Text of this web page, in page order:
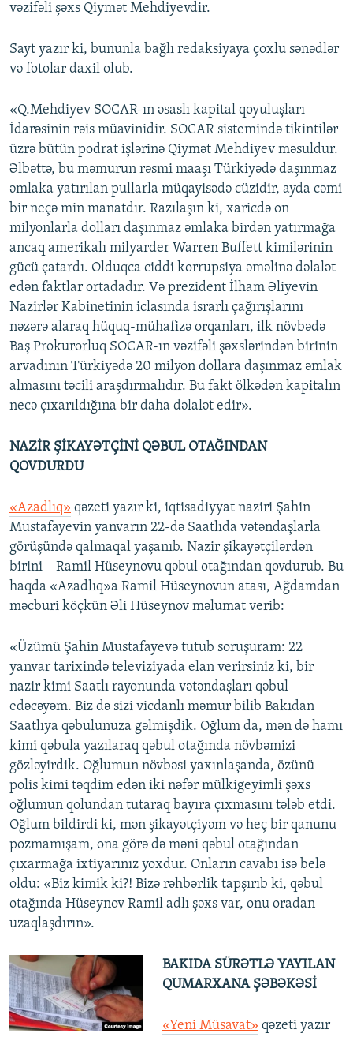
vəzifəli şəxs Qiymət Mehdiyevdir.
Sayt yazır ki, bununla bağlı redaksiyaya çoxlu sənədlər
və fotolar daxil olub.
«Q.Mehdiyev SOCAR-ın əsaslı kapital qoyuluşları
İdarəsinin rəis müavinidir. SOCAR sistemində tikintilər
üzrə bütün podrat işlərinə Qiymət Mehdiyev məsuldur.
Əlbəttə, bu məmurun rəsmi maaşı Türkiyədə daşınmaz
əmlaka yatırılan pullarla müqayisədə cüzidir, ayda cəmi
bir neçə min manatdır. Razılaşın ki, xaricdə on
milyonlarla dolları daşınmaz əmlaka birdən yatırmağa
ancaq amerikalı milyarder Warren Buffett kimilərinin
gücü çatardı. Olduqca ciddi korrupsiya əməlinə dəlalət
edən faktlar ortadadır. Və prezident İlham Əliyevin
Nazirlər Kabinetinin iclasında israrlı çağırışlarını
nəzərə alaraq hüquq-mühafizə orqanları, ilk növbədə
Baş Prokurorluq SOCAR-ın vəzifəli şəxslərindən birinin
arvadının Türkiyədə 20 milyon dollara daşınmaz əmlak
almasını təcili araşdırmalıdır. Bu fakt ölkədən kapitalın
necə çıxarıldığına bir daha dəlalət edir».
NAZİR ŞİKAYƏTÇİNİ QƏBUL OTAĞINDAN
QOVDURDU
«Azadlıq» qəzeti yazır ki, iqtisadiyyat naziri Şahin
Mustafayevin yanvarın 22-də Saatlıda vətəndaşlarla
görüşündə qalmaqal yaşanıb. Nazir şikayətçilərdən
birini – Ramil Hüseynovu qəbul otağından qovdurub. Bu
haqda «Azadlıq»a Ramil Hüseynovun atası, Ağdamdan
məcburi köçkün Əli Hüseynov məlumat verib:
«Üzümü Şahin Mustafayevə tutub soruşuram: 22
yanvar tarixində televiziyada elan verirsiniz ki, bir
nazir kimi Saatlı rayonunda vətəndaşları qəbul
edəcəyəm. Biz də sizi vicdanlı məmur bilib Bakıdan
Saatlıya qəbulunuza gəlmişdik. Oğlum da, mən də hamı
kimi qəbula yazılaraq qəbul otağında növbəmizi
gözləyirdik. Oğlumun növbəsi yaxınlaşanda, özünü
polis kimi təqdim edən iki nəfər mülkigeyimli şəxs
oğlumun qolundan tutaraq bayıra çıxmasını tələb etdi.
Oğlum bildirdi ki, mən şikayətçiyəm və heç bir qanunu
pozmamışam, ona görə də məni qəbul otağından
çıxarmağa ixtiyarınız yoxdur. Onların cavabı isə belə
oldu: «Biz kimik ki?! Bizə rəhbərlik tapşırıb ki, qəbul
otağında Hüseynov Ramil adlı şəxs var, onu oradan
uzaqlaşdırın».
BAKIDA SÜRƏTLƏ YAYILAN
QUMARXANA ŞƏBƏKƏSİ
«Yeni Müsavat» qəzeti yazır